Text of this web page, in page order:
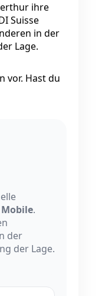
ihre
Suisse
in der
Lage.
vor. Hast du
Mobile.
der
der Lage.